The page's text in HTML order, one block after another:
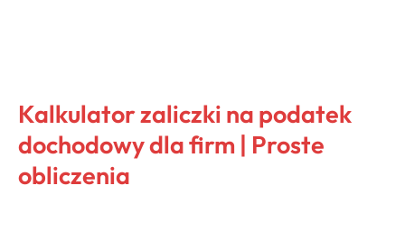
Kalkulator zaliczki na podatek
dochodowy dla firm | Proste
obliczenia